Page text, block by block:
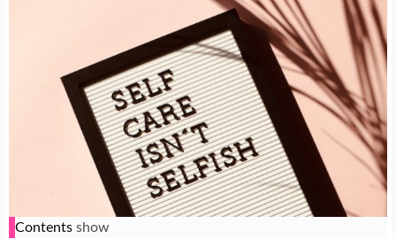
Contents show